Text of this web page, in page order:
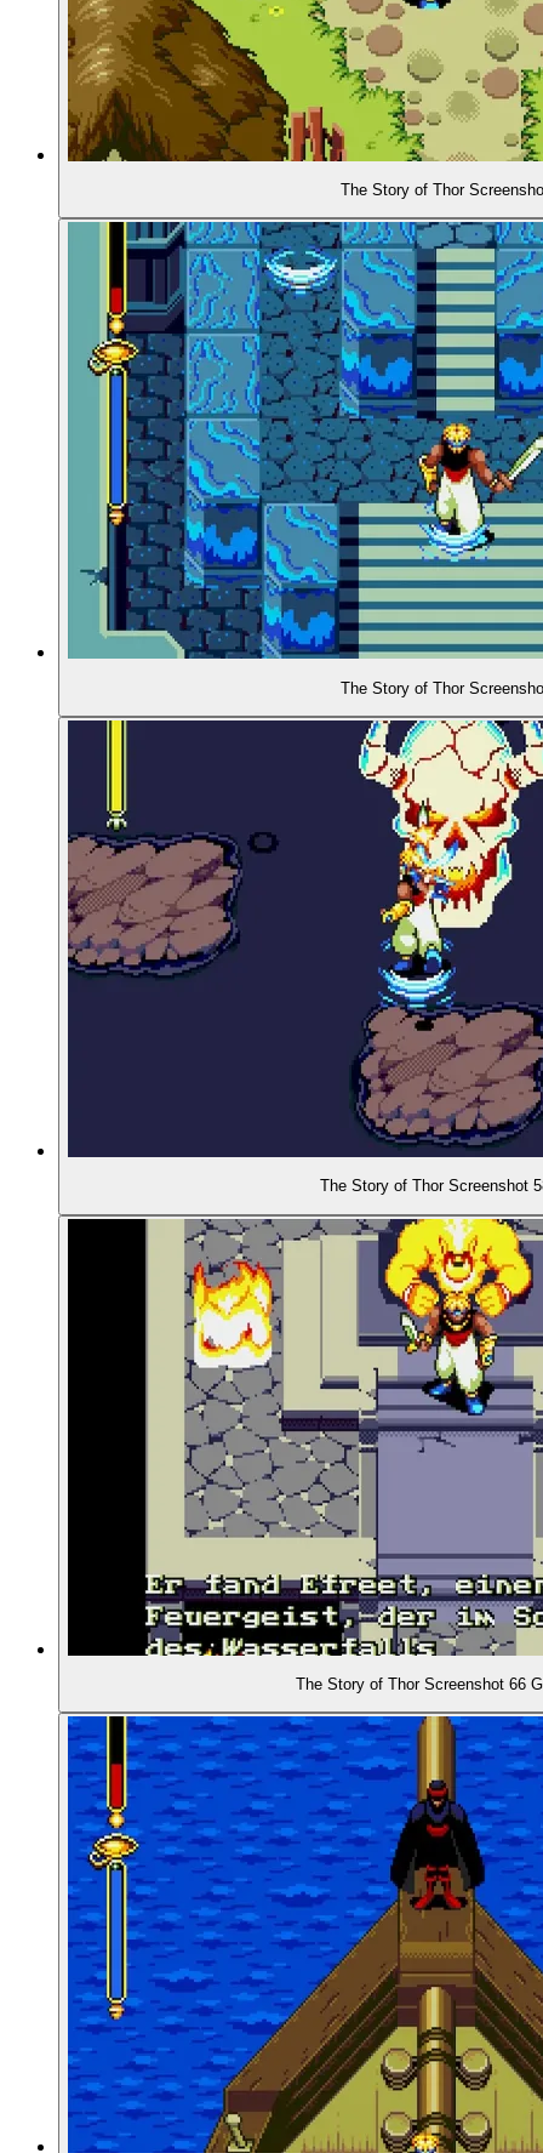
00:45:38 - Geister und Magie: Dytto ...
00:46:55 - ... und der Feuergeist Efreet
00:48:39 - Effekte der Geister
00:49:58 - Die beiden anderen Geister: Schatten ...
00:50:47 - ... und Bogen
00:53:45 - Wie funktioniert denn nun das Aufstiegs-
00:58:11 - Bewertung am Spielende
01:00:24 - Die Schizophrenie der Herzen
01:05:00 - Unklarheiten bis heute
- Grafik und Sound
01:11:30 - So. Viel. Wasser!
01:17:26 - Endboss im Wasser
01:18:07 URTEIL UND EINFLUSS
- Die Fortsetzung: The Story of Thor 2 (1996)
01:23:56 - Wie kann man das heute spielen?
01:25:27 - Unser Fazit
The Story of Thor
The Story of Thor
The Story of Thor Screenshot
The Story of Thor Screenshot 66